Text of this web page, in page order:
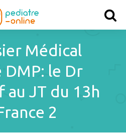
Médical
le Dr
JT du 13h
2